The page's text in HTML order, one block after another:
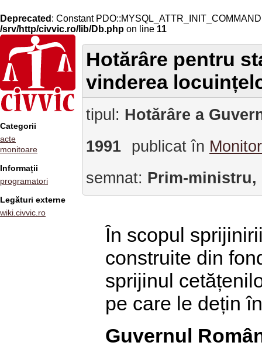
Deprecated : Constant
/srv/http/civvic.ro/lib/Db.php on line 11
Categorii
acte
monitoare
Informații
programatori
Legături externe
wiki.civvic.ro
Hotărâre pentru
vinderea
tipul: Hotărâre a
1991
publicat în
semnat: Prim-ministru,
În scopul
construite din
sprijinul
pe care le dețin
Guvernul